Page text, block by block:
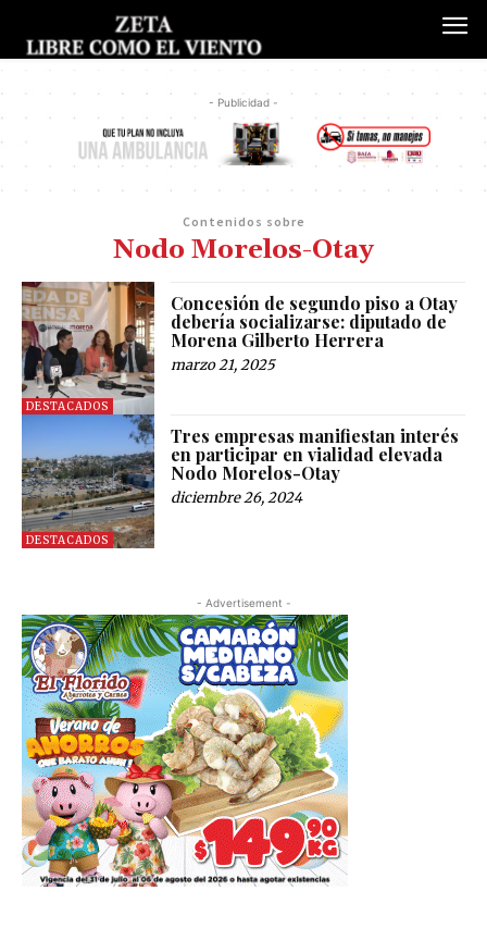
- Publicidad -
Contenidos sobre
Nodo Morelos-Otay
DESTACADOS
Concesión de segundo piso a Otay
debería socializarse: diputado de
Morena Gilberto Herrera
marzo 21, 2025
DESTACADOS
Tres empresas manifiestan interés
en participar en vialidad elevada
Nodo Morelos-Otay
diciembre 26, 2024
- Advertisement -